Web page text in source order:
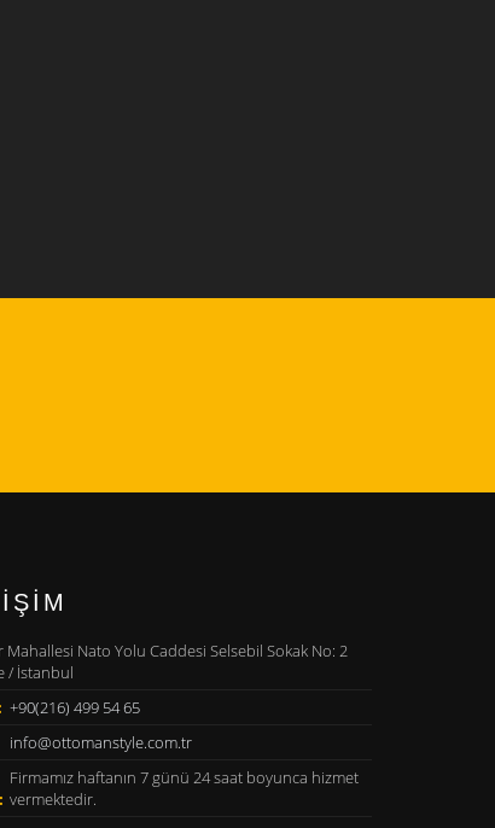
Mahallesi Nato Yolu Caddesi Selsebil Sokak No: 2
/ İstanbul
+90(216) 499 54 65
info@ottomanstyle.com.tr
Firmamız haftanın 7 günü 24 saat boyunca hizmet
vermektedir.